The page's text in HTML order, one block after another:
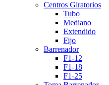
Centros Giratorios
Tubo
Mediano
Extendido
Fijo
Barrenador
F1-12
F1-18
F1-25